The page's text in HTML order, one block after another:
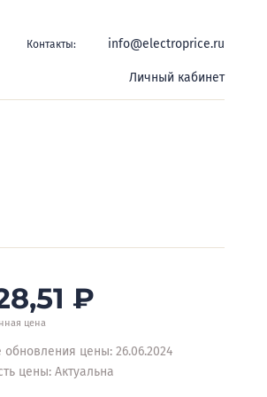
Контакты: info@electroprice.ru
Личный кабинет
₽
цена
обновления цены: 26.06.2024
цены: Актуальна